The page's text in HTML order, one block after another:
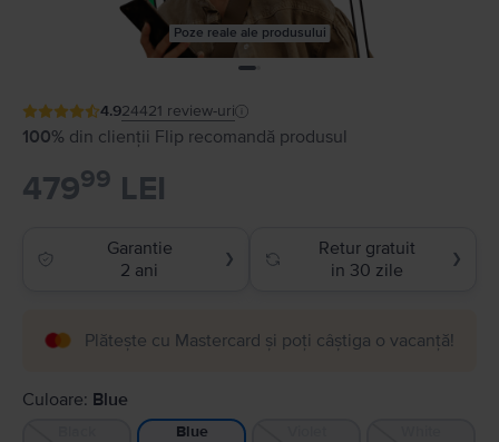
Poze reale ale produsului
4.924421 review-uri
100% din clienții Flip recomandă produsul
47999 LEI
Garantie
2 ani
❯
Retur gratuit
in 30 zile
❯
Plătește cu Mastercard și poți câștiga o vacanță!
Culoare: Blue
Blue